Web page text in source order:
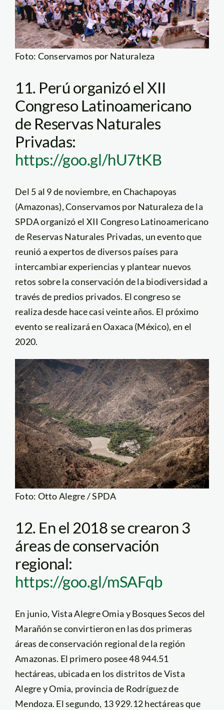
Foto: Conservamos por Naturaleza
11. Perú organizó el XII
Congreso Latinoamericano
de Reservas Naturales
Privadas:
https://goo.gl/hU7tKB
Del 5 al 9 de noviembre, en Chachapoyas
(Amazonas), Conservamos por Naturaleza de la
SPDA organizó el XII Congreso Latinoamericano
de Reservas Naturales Privadas, un evento que
reunió a expertos de diversos países para
intercambiar experiencias y plantear nuevos
retos sobre la conservación de la biodiversidad a
través de predios privados. El congreso se
realiza desde hace casi veinte años. El próximo
evento se realizará en Oaxaca (México), en el
2020.
Foto: Otto Alegre / SPDA
12. En el 2018 se crearon 3
áreas de conservación
regional:
https://goo.gl/mSAFqb
En junio, Vista Alegre Omia y Bosques Secos del
Marañón se convirtieron en las dos primeras
áreas de conservación regional de la región
Amazonas. El primero posee 48 944.51
hectáreas, ubicada en los distritos de Vista
Alegre y Omia, provincia de Rodríguez de
Mendoza. El segundo, 13 929.12 hectáreas que